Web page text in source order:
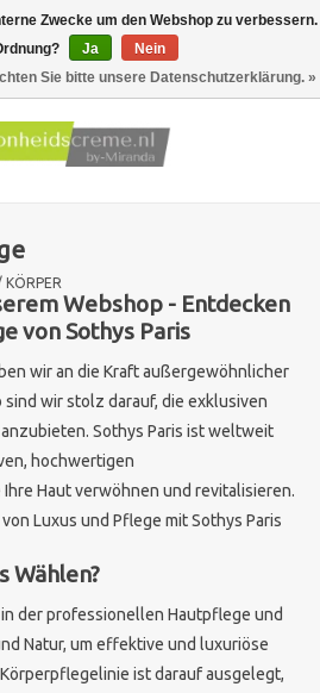
KÖRPER
Webshop - Entdecken
von Sothys Paris
wir an die Kraft außergewöhnlicher
wir stolz darauf, die exklusiven
Sothys Paris ist weltweit
hochwertigen
Haut verwöhnen und revitalisieren.
Luxus und Pflege mit Sothys Paris
Wählen?
der professionellen Hautpflege und
Natur, um effektive und luxuriöse
ist darauf ausgelegt,
Zwecke um den Webshop zu verbessern.
Ja
Nein
Sie bitte unsere Datenschutzerklärung. »